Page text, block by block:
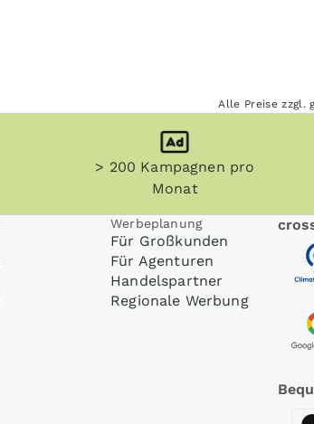
Alle Preise zzgl.
> 200 Kampagnen pro
Monat
Werbeplanung
Für Großkunden
Für Agenturen
Handelspartner
Regionale Werbung